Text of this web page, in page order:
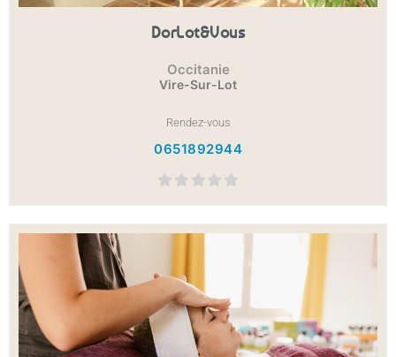
DorLot&Vous
Occitanie
Vire-Sur-Lot
Rendez-vous
0651892944